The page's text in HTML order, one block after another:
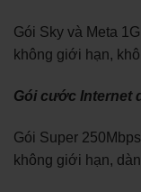
Gói Sky và Meta
không giới hạn,
Gói cước Internet
Gói Super
không giới hạn,